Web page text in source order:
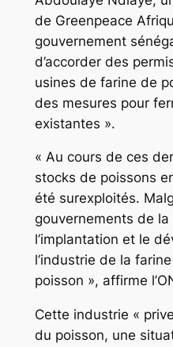
de Greenpeace
gouvernement
d’accorder des
usines de farine de
des mesures pour
existantes ».
« Au cours de ces
stocks de poissons
été surexploités.
gouvernements de
l’implantation et le
l’industrie de la
poisson », affirme
Cette industrie «
du poisson, une